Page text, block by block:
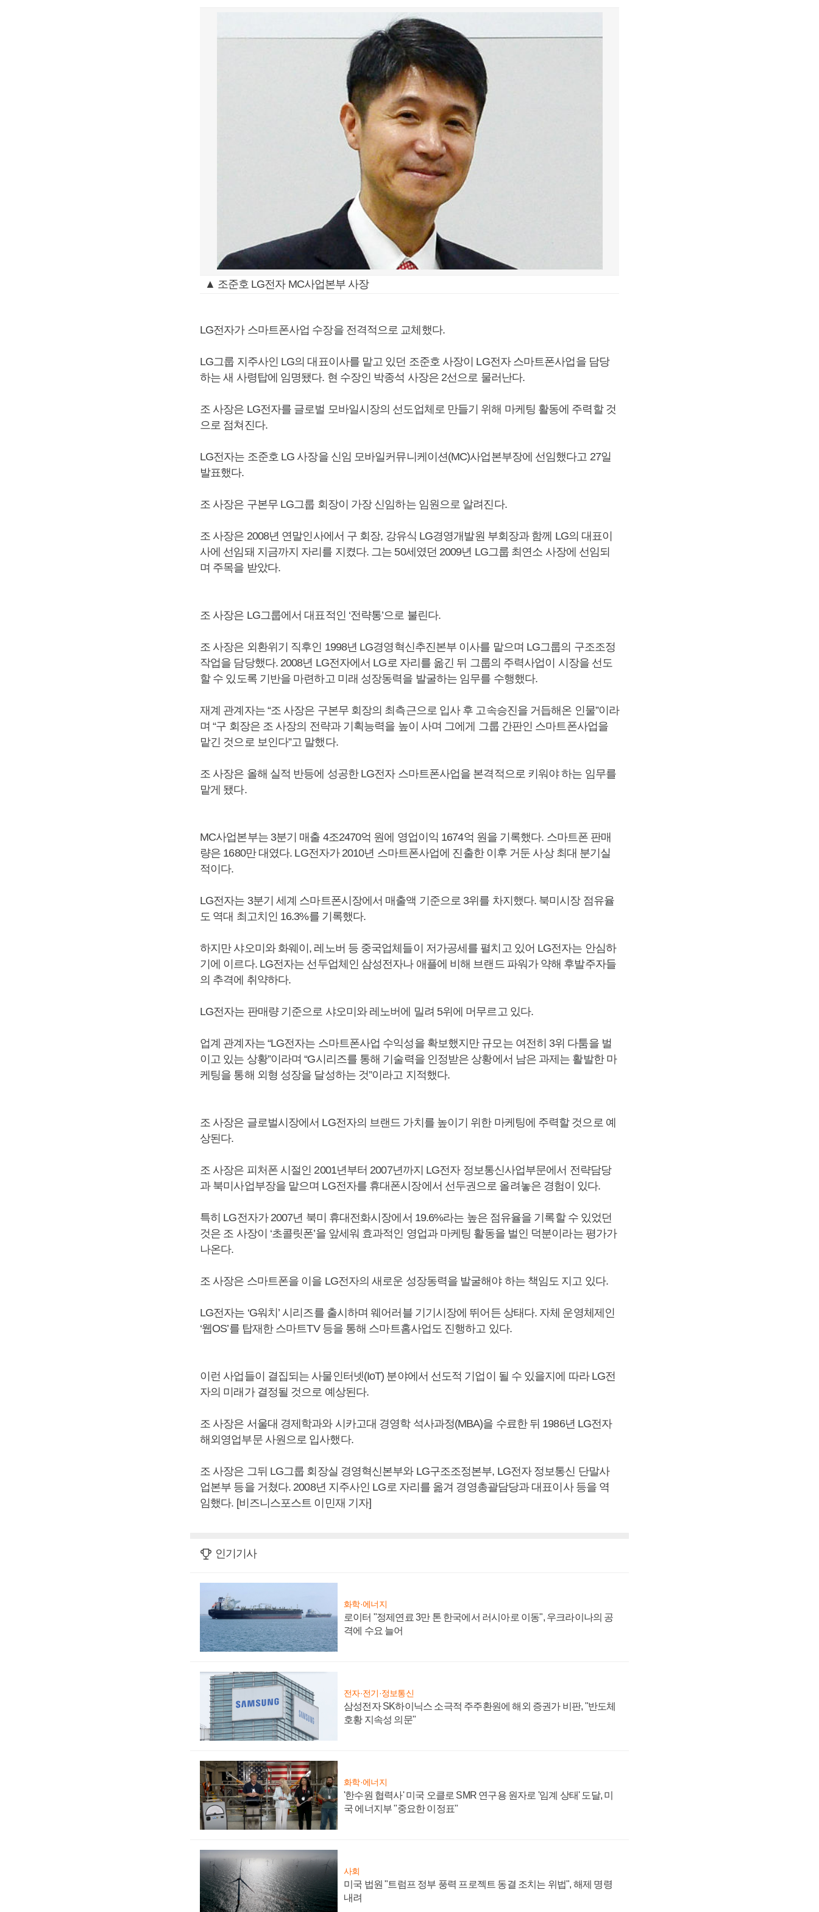
▲ 조준호 LG전자 MC사업본부 사장
LG전자가 스마트폰사업 수장을 전격적으로 교체했다.
LG그룹 지주사인 LG의 대표이사를 맡고 있던 조준호 사장이 LG전자 스마트폰사업을 담당
하는 새 사령탑에 임명됐다. 현 수장인 박종석 사장은 2선으로 물러난다.
조 사장은 LG전자를 글로벌 모바일시장의 선도업체로 만들기 위해 마케팅 활동에 주력할 것
으로 점쳐진다.
LG전자는 조준호 LG 사장을 신임 모바일커뮤니케이션(MC)사업본부장에 선임했다고 27일
발표했다.
조 사장은 구본무 LG그룹 회장이 가장 신임하는 임원으로 알려진다.
조 사장은 2008년 연말인사에서 구 회장, 강유식 LG경영개발원 부회장과 함께 LG의 대표이
사에 선임돼 지금까지 자리를 지켰다. 그는 50세였던 2009년 LG그룹 최연소 사장에 선임되
며 주목을 받았다.
조 사장은 LG그룹에서 대표적인 ‘전략통’으로 불린다.
조 사장은 외환위기 직후인 1998년 LG경영혁신추진본부 이사를 맡으며 LG그룹의 구조조정
작업을 담당했다. 2008년 LG전자에서 LG로 자리를 옮긴 뒤 그룹의 주력사업이 시장을 선도
할 수 있도록 기반을 마련하고 미래 성장동력을 발굴하는 임무를 수행했다.
재계 관계자는 “조 사장은 구본무 회장의 최측근으로 입사 후 고속승진을 거듭해온 인물”이라
며 “구 회장은 조 사장의 전략과 기획능력을 높이 사며 그에게 그룹 간판인 스마트폰사업을
맡긴 것으로 보인다”고 말했다.
조 사장은 올해 실적 반등에 성공한 LG전자 스마트폰사업을 본격적으로 키워야 하는 임무를
맡게 됐다.
MC사업본부는 3분기 매출 4조2470억 원에 영업이익 1674억 원을 기록했다. 스마트폰 판매
량은 1680만 대였다. LG전자가 2010년 스마트폰사업에 진출한 이후 거둔 사상 최대 분기실
적이다.
LG전자는 3분기 세계 스마트폰시장에서 매출액 기준으로 3위를 차지했다. 북미시장 점유율
도 역대 최고치인 16.3%를 기록했다.
하지만 샤오미와 화웨이, 레노버 등 중국업체들이 저가공세를 펼치고 있어 LG전자는 안심하
기에 이르다. LG전자는 선두업체인 삼성전자나 애플에 비해 브랜드 파워가 약해 후발주자들
의 추격에 취약하다.
LG전자는 판매량 기준으로 샤오미와 레노버에 밀려 5위에 머무르고 있다.
업계 관계자는 “LG전자는 스마트폰사업 수익성을 확보했지만 규모는 여전히 3위 다툼을 벌
이고 있는 상황”이라며 “G시리즈를 통해 기술력을 인정받은 상황에서 남은 과제는 활발한 마
케팅을 통해 외형 성장을 달성하는 것”이라고 지적했다.
조 사장은 글로벌시장에서 LG전자의 브랜드 가치를 높이기 위한 마케팅에 주력할 것으로 예
상된다.
조 사장은 피처폰 시절인 2001년부터 2007년까지 LG전자 정보통신사업부문에서 전략담당
과 북미사업부장을 맡으며 LG전자를 휴대폰시장에서 선두권으로 올려놓은 경험이 있다.
특히 LG전자가 2007년 북미 휴대전화시장에서 19.6%라는 높은 점유율을 기록할 수 있었던
것은 조 사장이 ‘초콜릿폰’을 앞세워 효과적인 영업과 마케팅 활동을 벌인 덕분이라는 평가가
나온다.
조 사장은 스마트폰을 이을 LG전자의 새로운 성장동력을 발굴해야 하는 책임도 지고 있다.
LG전자는 ‘G워치’ 시리즈를 출시하며 웨어러블 기기시장에 뛰어든 상태다. 자체 운영체제인
‘웹OS’를 탑재한 스마트TV 등을 통해 스마트홈사업도 진행하고 있다.
이런 사업들이 결집되는 사물인터넷(IoT) 분야에서 선도적 기업이 될 수 있을지에 따라 LG전
자의 미래가 결정될 것으로 예상된다.
조 사장은 서울대 경제학과와 시카고대 경영학 석사과정(MBA)을 수료한 뒤 1986년 LG전자
해외영업부문 사원으로 입사했다.
조 사장은 그뒤 LG그룹 회장실 경영혁신본부와 LG구조조정본부, LG전자 정보통신 단말사
업본부 등을 거쳤다. 2008년 지주사인 LG로 자리를 옮겨 경영총괄담당과 대표이사 등을 역
임했다. [비즈니스포스트 이민재 기자]
인기기사
화학·에너지
로이터 "정제연료 3만 톤 한국에서 러시아로 이동", 우크라이나의 공
격에 수요 늘어
전자·전기·정보통신
삼성전자 SK하이닉스 소극적 주주환원에 해외 증권가 비판, "반도체
호황 지속성 의문"
화학·에너지
'한수원 협력사' 미국 오클로 SMR 연구용 원자로 '임계 상태' 도달, 미
국 에너지부 "중요한 이정표"
사회
미국 법원 "트럼프 정부 풍력 프로젝트 동결 조치는 위법", 해제 명령
내려